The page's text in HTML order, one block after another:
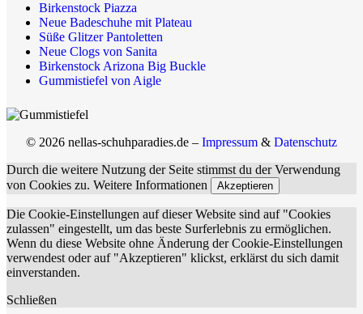
Birkenstock Piazza
Neue Badeschuhe mit Plateau
Süße Glitzer Pantoletten
Neue Clogs von Sanita
Birkenstock Arizona Big Buckle
Gummistiefel von Aigle
© 2026 nellas-schuhparadies.de – Impressum & Datenschutz
Durch die weitere Nutzung der Seite stimmst du der Verwendung
von Cookies zu. Weitere Informationen Akzeptieren
Die Cookie-Einstellungen auf dieser Website sind auf "Cookies
zulassen" eingestellt, um das beste Surferlebnis zu ermöglichen.
Wenn du diese Website ohne Änderung der Cookie-Einstellungen
verwendest oder auf "Akzeptieren" klickst, erklärst du sich damit
einverstanden.
Schließen